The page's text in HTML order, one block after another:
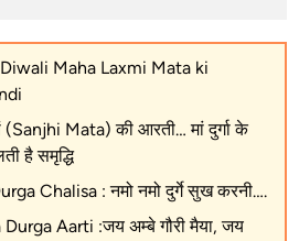
| Diwali Maha Laxmi Mata ki
(Sanjhi Mata) की आरती… मां दुर्गा के
है समृद्धि
Chalisa : नमो नमो दुर्गे सुख करनी….
Durga Aarti :जय अम्बे गौरी मैया, जय